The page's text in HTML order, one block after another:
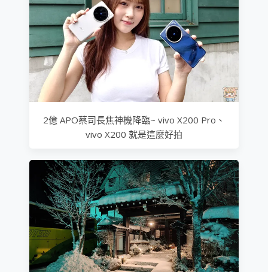
2億 APO蔡司長焦神機降臨~ vivo X200 Pro、
vivo X200 就是這麼好拍